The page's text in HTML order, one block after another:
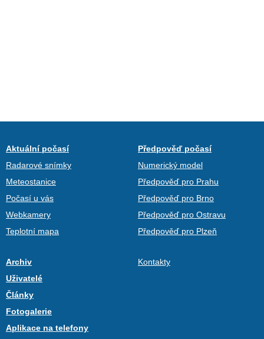
Aktuální počasí
Radarové snímky
Meteostanice
Počasí u vás
Webkamery
Teplotní mapa
Předpověď počasí
Numerický model
Předpověď pro Prahu
Předpověď pro Brno
Předpověď pro Ostravu
Předpověď pro Plzeň
Archiv
Uživatelé
Články
Fotogalerie
Aplikace na telefony
Kontakty